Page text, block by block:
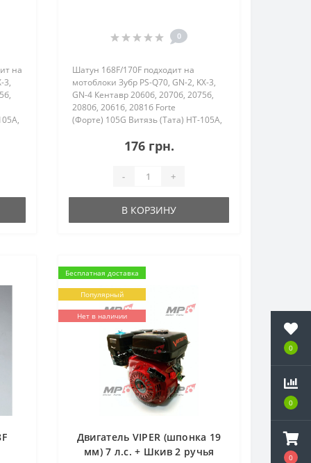
0
0
0
на
3,
0
Шатун 168F/170F подходит на
мотоблоки Зубр PS-Q70, GN-2, KX-3,
GN-4 Кентавр 2060б, 2070б, 2075б,
2080б, 2061б, 2081б Forte
(Форте) 105G Витязь (Тата) HT-105A,
176 грн.
- +
В КОРЗИНУ
Бесплатная доставка
Популярный
Нет в наличии
Двигатель VIPER (шпонка 19
мм) 7 л.с. + Шкив 2 ручья